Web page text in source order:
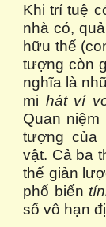
Khi trí tuệ
nhà có,
hữu thể
tượng còn
nghĩa là
mi hát ví
Quan
tượng
vật. Cả ba
thể giản
phổ biến
số vô hạn